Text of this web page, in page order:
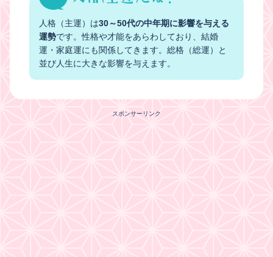
人格（主運）は30～50代の中年期に影響を与える
運勢です。性格や才能をあらわしており、結婚
運・家庭運にも関係してきます。総格（総運）と
並び人生に大きな影響を与えます。
スポンサーリンク